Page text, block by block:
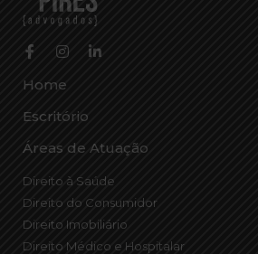
Home
Escritório
Áreas de Atuação
Direito à Saúde
Direito do Consumidor
Direito Imobiliário
Direito Médico e Hospitalar